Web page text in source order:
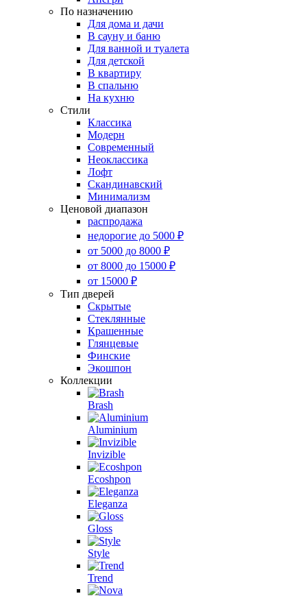
По назначению
Для дома и дачи
В сауну и баню
Для ванной и туалета
Для детской
В квартиру
В спальню
На кухню
Стили
Классика
Модерн
Современный
Неоклассика
Лофт
Скандинавский
Минимализм
Ценовой диапазон
распродажа
недорогие до 5000 ₽
от 5000 до 8000 ₽
от 8000 до 15000 ₽
от 15000 ₽
Тип дверей
Скрытые
Стеклянные
Крашенные
Глянцевые
Финские
Экошпон
Коллекции
Brash
Aluminium
Invizible
Ecoshpon
Eleganza
Gloss
Style
Trend